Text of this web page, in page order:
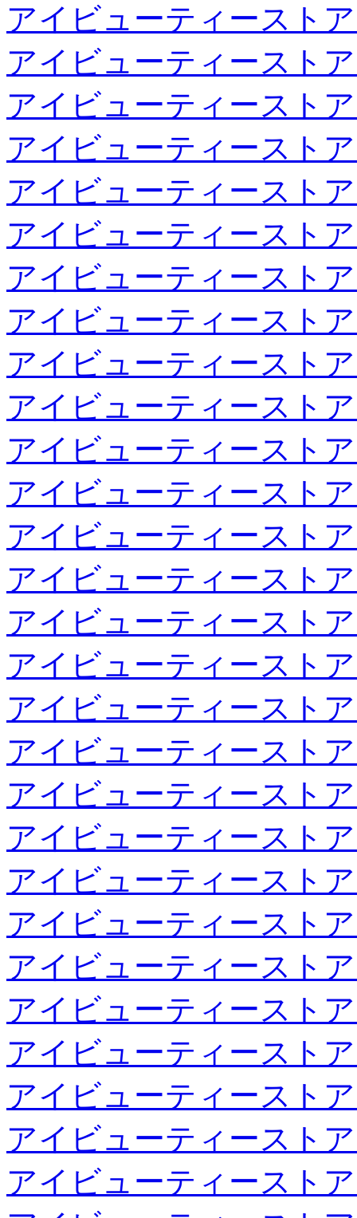
アイビューティースト
アイビューティースト
アイビューティースト
アイビューティースト
アイビューティースト
アイビューティースト
アイビューティースト
アイビューティースト
アイビューティースト
アイビューティースト
アイビューティースト
アイビューティースト
アイビューティースト
アイビューティースト
アイビューティースト
アイビューティースト
アイビューティースト
アイビューティースト
アイビューティースト
アイビューティースト
アイビューティースト
アイビューティースト
アイビューティースト
アイビューティースト
アイビューティースト
アイビューティースト
アイビューティースト
アイビューティースト